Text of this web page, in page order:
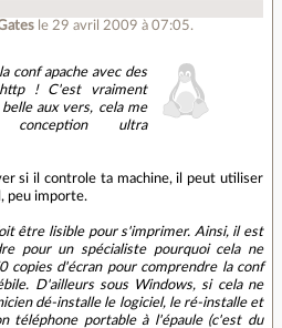
le 29 avril 2009 à 07:05.
conf apache avec des
! C'est vraiment
aux vers, cela me
ultra
si il controle ta machine, il peut utiliser
peu importe.
être lisible pour s'imprimer. Ainsi, il est
pour un spécialiste pourquoi cela ne
copies d'écran pour comprendre la conf
D'ailleurs sous Windows, si cela ne
dé-installe le logiciel, le ré-installe et
téléphone portable à l'épaule (c'est du